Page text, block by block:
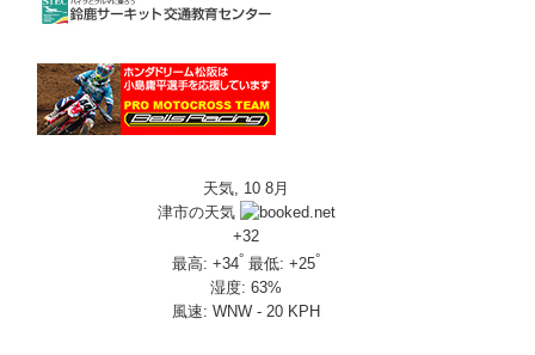
天気, 10 8月
津市の天気
+32
最高:+34° 最低:+25°
湿度:63%
風速:WNW - 20 KPH